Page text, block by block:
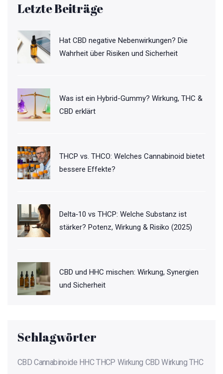
Letzte Beiträge
Hat CBD negative Nebenwirkungen? Die
Wahrheit über Risiken und Sicherheit
Was ist ein Hybrid-Gummy? Wirkung, THC &
CBD erklärt
THCP vs. THCO: Welches Cannabinoid bietet
bessere Effekte?
Delta‑10 vs THCP: Welche Substanz ist
stärker? Potenz, Wirkung & Risiko (2025)
CBD und HHC mischen: Wirkung, Synergien
und Sicherheit
Schlagwörter
CBD Cannabinoide HHC THCP Wirkung CBD Wirkung THC